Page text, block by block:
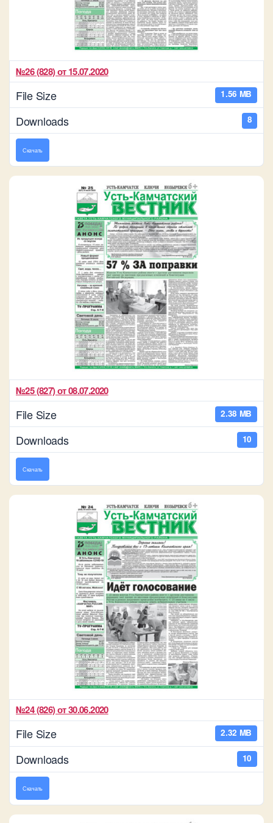
№26 (828) от 15.07.2020
File Size 1.56 MB
Downloads 8
Скачать
№25 (827) от 08.07.2020
File Size 2.38 MB
Downloads 10
Скачать
№24 (826) от 30.06.2020
File Size 2.32 MB
Downloads 10
Скачать